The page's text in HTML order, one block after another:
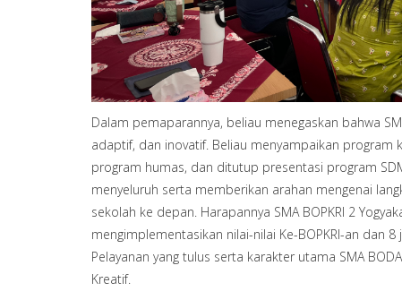
Dalam pemaparannya, beliau menegaskan bahwa
adaptif, dan inovatif. Beliau menyampaikan
program humas, dan ditutup presentasi program
menyeluruh serta memberikan arahan mengenai
sekolah ke depan. Harapannya SMA BOPKRI 2
mengimplementasikan nilai-nilai Ke-BOPKRI-an dan
Pelayanan yang tulus serta karakter utama SMA
Kreatif.